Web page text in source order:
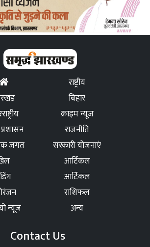
राष्ट्रीय
बिहार
क्राइम न्यूज
राजनीति
जगत
सरकारी योजनाएं
आर्टिकल
आर्टिकल
राशिफल
न्यूज
अन्य
Contact Us